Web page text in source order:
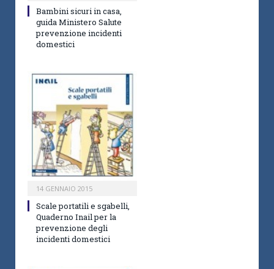
Bambini sicuri in casa,
guida Ministero Salute
prevenzione incidenti
domestici
14 GENNAIO 2015
Scale portatili e sgabelli,
Quaderno Inail per la
prevenzione degli
incidenti domestici